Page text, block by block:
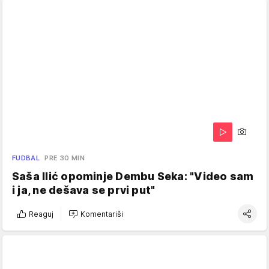
FUDBAL PRE 30 MIN
Saša Ilić opominje Dembu Seka: "Video sam
i ja, ne dešava se prvi put"
Reaguj Komentariši